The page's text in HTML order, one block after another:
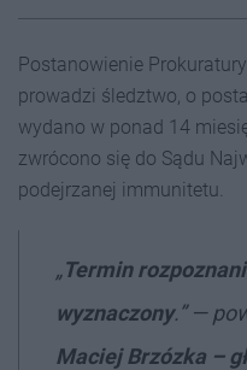
Postanowienie
prowadzi śledztwo, o
wydano w ponad 14
zwrócono się do Sądu
podejrzanej immunitetu.
„Termin
wyznaczony.” —
Maciej Brzózka –